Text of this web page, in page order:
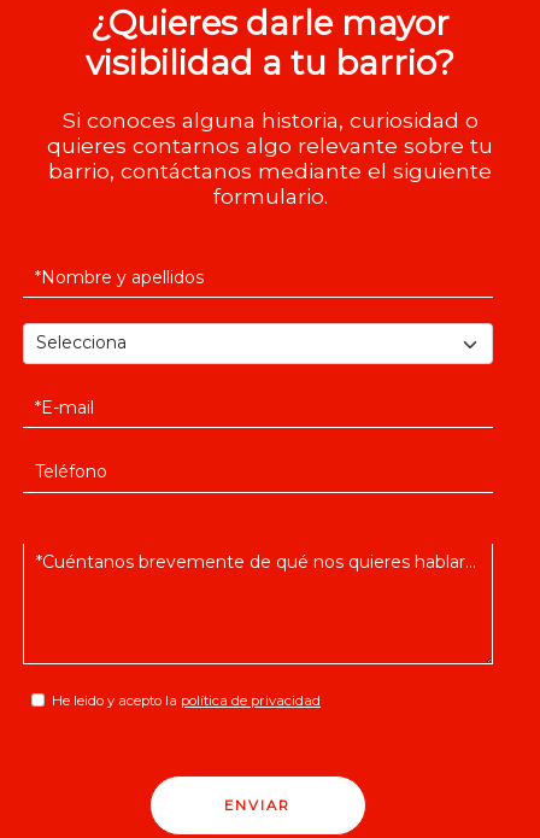
¿Quieres darle mayor
visibilidad a tu barrio?
Si conoces alguna historia, curiosidad o
quieres contarnos algo relevante sobre tu
barrio, contáctanos mediante el siguiente
formulario.
He leido y acepto la política de privacidad
ENVIAR